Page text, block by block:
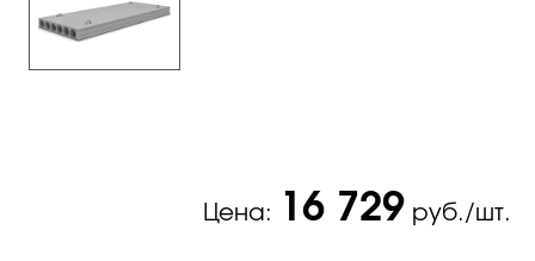
Цена: 16 729 руб./шт.